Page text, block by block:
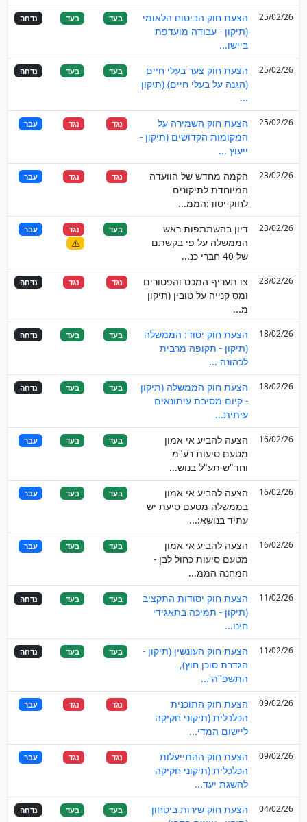
25/02/26
הצעת חוק הביטוח הלאומי
(תיקון - עבודה מועדפת
ביישו...
בעד בעד נדחה
25/02/26
הצעת חוק צער בעלי חיים
(הגנה על בעלי חיים) (תיקון
...
בעד בעד נדחה
25/02/26
הצעת חוק השמירה על
המקומות הקדושים (תיקון -
ייעוץ ...
נגד נגד עבר
23/02/26
הקמה מחדש של הוועדה
המיוחדת לתיקונים
לחוק-יסוד:הממ...
נגד נגד עבר
23/02/26
דיון בהשתתפות ראש
הממשלה על פי בקשתם
של 40 חברי כנ...
בעד נגד עבר
23/02/26
צו תעריף המכס והפטורים
ומס קנייה על טובין (תיקון
מ...
נגד נגד נדחה
18/02/26
הצעת חוק-יסוד: הממשלה
(תיקון - תקופה מרבית
לכהונה ...
בעד בעד נדחה
18/02/26
הצעת חוק הממשלה (תיקון
- קיום מסיבת עיתונאים
עיתית...
בעד בעד נדחה
16/02/26
הצעה להביע אי אמון
מטעם סיעות רע"מ
וחד"ש-תע"ל בנוש...
בעד בעד עבר
16/02/26
הצעה להביע אי אמון
בממשלה מטעם סיעת יש
עתיד בנושא:...
בעד בעד עבר
16/02/26
הצעה להביע אי אמון
מטעם סיעות כחול לבן -
המחנה הממ...
בעד בעד עבר
11/02/26
הצעת חוק יסודות התקציב
(תיקון - תמיכה בתאגידי
חינו...
בעד בעד נדחה
11/02/26
הצעת חוק העונשין (תיקון -
הגדרת סוכן חוץ),
התשפ"ה-...
בעד בעד נדחה
09/02/26
הצעת חוק התוכנית
הכלכלית (תיקוני חקיקה
ליישום המדי...
נגד נגד עבר
09/02/26
הצעת חוק ההתייעלות
הכלכלית (תיקוני חקיקה
להשגת יעד...
נגד נגד עבר
04/02/26
הצעת חוק שירות ביטחון
בעד בעד נדחה